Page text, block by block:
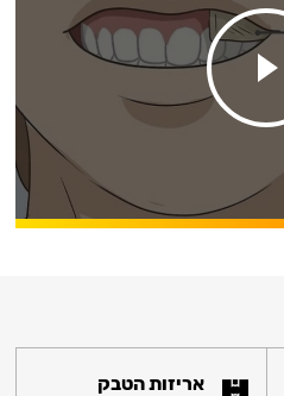
אריזות הטבק